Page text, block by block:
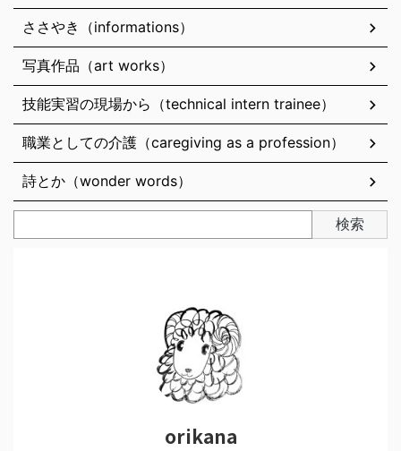
ささやき（informations）
写真作品（art works）
技能実習の現場から（technical intern trainee）
職業としての介護（caregiving as a profession）
詩とか（wonder words）
検索
orikana